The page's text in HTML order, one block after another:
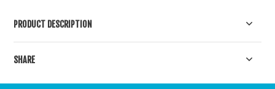
PRODUCT DESCRIPTION
SHARE